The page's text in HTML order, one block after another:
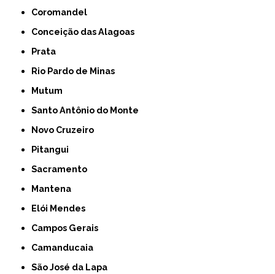
Coromandel
Conceição das Alagoas
Prata
Rio Pardo de Minas
Mutum
Santo Antônio do Monte
Novo Cruzeiro
Pitangui
Sacramento
Mantena
Elói Mendes
Campos Gerais
Camanducaia
São José da Lapa